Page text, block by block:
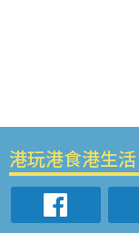
港玩港食港生活